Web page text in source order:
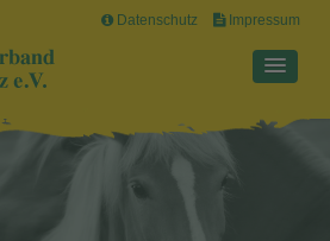
Datenschutz Impressum